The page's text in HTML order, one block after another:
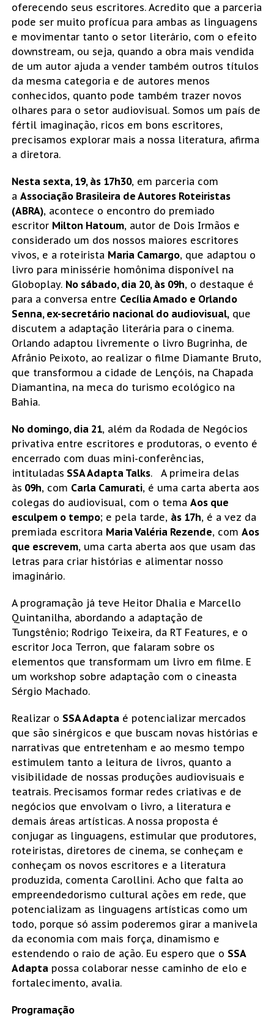
oferecendo seus escritores. Acredito que a parceria
pode ser muito profícua para ambas as linguagens
e movimentar tanto o setor literário, com o efeito
downstream, ou seja, quando a obra mais vendida
de um autor ajuda a vender também outros títulos
da mesma categoria e de autores menos
conhecidos, quanto pode também trazer novos
olhares para o setor audiovisual. Somos um país de
fértil imaginação, ricos em bons escritores,
precisamos explorar mais a nossa literatura, afirma
a diretora.
Nesta sexta, 19, às 17h30, em parceria com
a Associação Brasileira de Autores Roteiristas
(ABRA), acontece o encontro do premiado
escritor Milton Hatoum, autor de Dois Irmãos e
considerado um dos nossos maiores escritores
vivos, e a roteirista Maria Camargo, que adaptou o
livro para minissérie homônima disponível na
Globoplay. No sábado, dia 20, às 09h, o destaque é
para a conversa entre Cecília Amado e Orlando
Senna, ex-secretário nacional do audiovisual, que
discutem a adaptação literária para o cinema.
Orlando adaptou livremente o livro Bugrinha, de
Afrânio Peixoto, ao realizar o filme Diamante Bruto,
que transformou a cidade de Lençóis, na Chapada
Diamantina, na meca do turismo ecológico na
Bahia.
No domingo, dia 21, além da Rodada de Negócios
privativa entre escritores e produtoras, o evento é
encerrado com duas mini-conferências,
intituladas SSA Adapta Talks. A primeira delas
às 09h, com Carla Camurati, é uma carta aberta aos
colegas do audiovisual, com o tema Aos que
esculpem o tempo; e pela tarde, às 17h, é a vez da
premiada escritora Maria Valéria Rezende, com  Aos
que escrevem, uma carta aberta aos que usam das
letras para criar histórias e alimentar nosso
imaginário.
A programação já teve Heitor Dhalia e Marcello
Quintanilha, abordando a adaptação de
Tungstênio; Rodrigo Teixeira, da RT Features, e o
escritor Joca Terron, que falaram sobre os
elementos que transformam um livro em filme. E
um workshop sobre adaptação com o cineasta
Sérgio Machado.
Realizar o SSA Adapta é potencializar mercados
que são sinérgicos e que buscam novas histórias e
narrativas que entretenham e ao mesmo tempo
estimulem tanto a leitura de livros, quanto a
visibilidade de nossas produções audiovisuais e
teatrais. Precisamos formar redes criativas e de
negócios que envolvam o livro, a literatura e
demais áreas artísticas. A nossa proposta é
conjugar as linguagens, estimular que produtores,
roteiristas, diretores de cinema, se conheçam e
conheçam os novos escritores e a literatura
produzida, comenta Carollini. Acho que falta ao
empreendedorismo cultural ações em rede, que
potencializam as linguagens artísticas como um
todo, porque só assim poderemos girar a manivela
da economia com mais força, dinamismo e
estendendo o raio de ação. Eu espero que o SSA
Adapta possa colaborar nesse caminho de elo e
fortalecimento, avalia.
Programação